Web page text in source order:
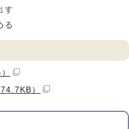
す
る
）